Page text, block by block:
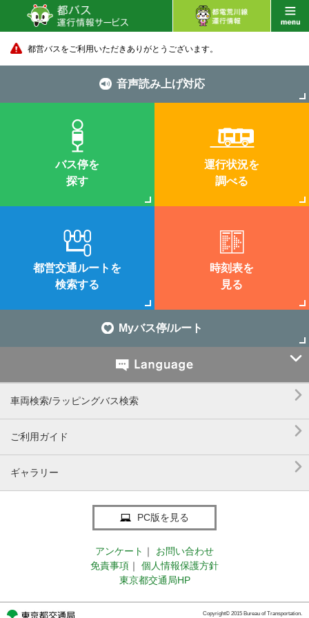
都営バスをご利用いただきありがとうございます。
音声読み上げ対応
バス停を
探す
運行状況を
調べる
都営交通ルートを
検索する
時刻表を
見る
Myバス停/ルート

車両検索/ラッピングバス検索 
ご利用ガイド 
ギャラリー 
PC版を見る
アンケート ｜
お問い合わせ
免責事項 ｜
個人情報保護方針
東京都交通局HP
Copyright© 2015 Bureau of Transportation.